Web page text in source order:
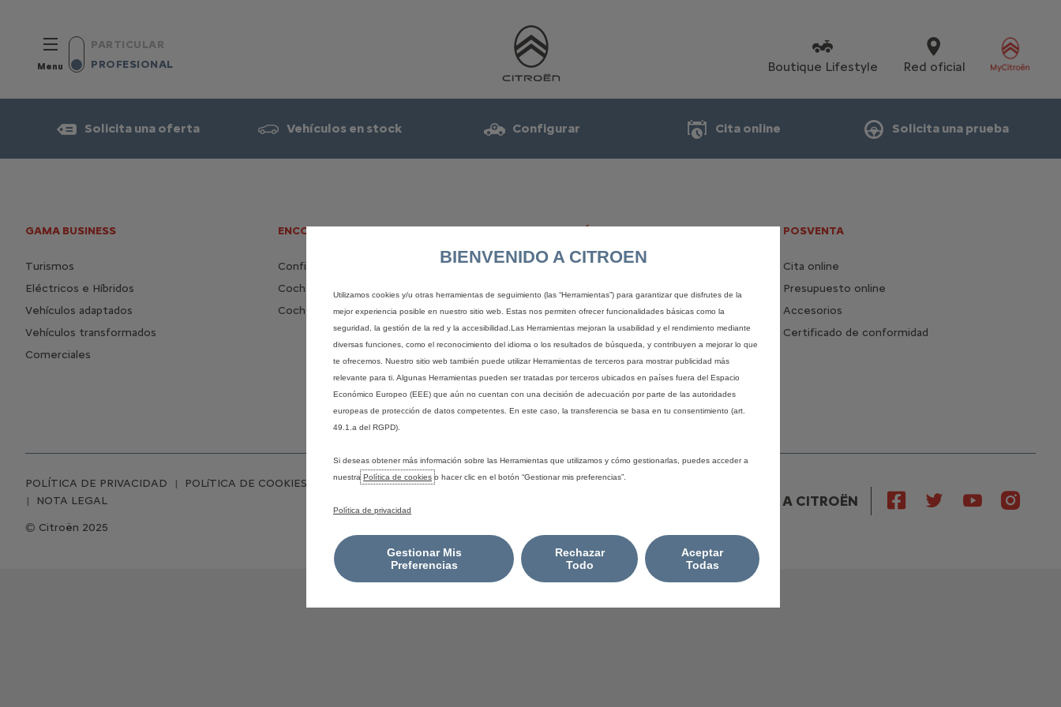
Menu
PARTICULAR
PROFESIONAL
Boutique Lifestyle Red oficial
Solicita una oferta Vehículos en stock Configurar Cita online Solicita una prueba
GAMA BUSINESS
Turismos
Eléctricos e Híbridos
Vehículos adaptados
Vehículos transformados
Comerciales
ENCONTRAR MI COCHE
Configura tu coche
Coches nuevos en stock
Coches de ocasión
ENLACES ÚTILES
Solicita una prueba
Solicita un catálogo
Red oficial
Contacto
Newsletter
POSVENTA
Cita online
Presupuesto online
Accesorios
Certificado de conformidad
SIGUE A CITROËN
Citroën 2025
POLÍTICA DE PRIVACIDAD POLíTICA DE COOKIES
CONFIGURACIÓN DE COOKIES
NOTA LEGAL
BIENVENIDO A CITROEN
Utilizamos cookies y/u otras herramientas de seguimiento (las “Herramientas”) para garantizar que disfrutes de la
mejor experiencia posible en nuestro sitio web. Estas nos permiten ofrecer funcionalidades básicas como la
seguridad, la gestión de la red y la accesibilidad.Las Herramientas mejoran la usabilidad y el rendimiento mediante
diversas funciones, como el reconocimiento del idioma o los resultados de búsqueda, y contribuyen a mejorar lo que
te ofrecemos. Nuestro sitio web también puede utilizar Herramientas de terceros para mostrar publicidad más
relevante para ti. Algunas Herramientas pueden ser tratadas por terceros ubicados en países fuera del Espacio
Económico Europeo (EEE) que aún no cuentan con una decisión de adecuación por parte de las autoridades
europeas de protección de datos competentes. En este caso, la transferencia se basa en tu consentimiento (art.
49.1.a del RGPD).
Si deseas obtener más información sobre las Herramientas que utilizamos y cómo gestionarlas, puedes acceder a
nuestra Política de cookies o hacer clic en el botón “Gestionar mis preferencias”.
Política de privacidad
Gestionar Mis
Preferencias
Aceptar
Todas
Rechazar
Todo